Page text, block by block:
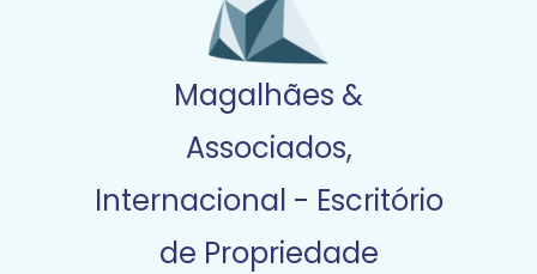
Magalhães &
Associados,
Internacional - Escritório
de Propriedade